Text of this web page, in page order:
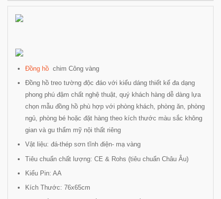
Đồng hồchim Công vàng
Đồng hồ treo tường độc đáo với kiểu dáng thiết kế đa dạng
phong phú đậm chất nghệ thuật, quý khách hàng dễ dàng lựa
chọn mẫu đồng hồ phù hợp với phòng khách, phòng ăn, phòng
ngủ, phòng bé hoặc đặt hàng theo kích thước màu sắc không
gian và gu thẩm mỹ nội thất riêng
Vật liệu: đá-thép sơn tĩnh điện- mạ vàng
Tiêu chuẩn chất lượng: CE & Rohs (tiêu chuẩn Châu Âu)
Kiểu Pin: AA
Kích Thước: 76x65cm